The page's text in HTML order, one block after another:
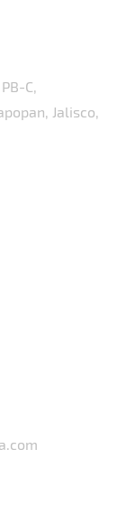
C,
Jalisco,